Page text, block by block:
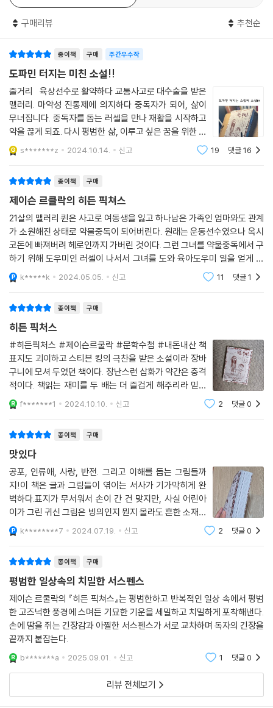
“왜?”
어도 돼요?”
--- 본문 중에서
자신이 수년간 기획한 많은 소설들을 통해 삽화 소설의 가능성을 탐구해
왔고 성공적인 결과물들을 만들어 냈다. 이 책을 통해 독자들은 장르소설
구매리뷰 추천순
종이책 구매 주간우수작
도파민 터지는 미친 소설!!
줄거리 육상선수로 활약하다 교통사고로 대수술을 받은
맬러리. 마약성 진통제에 의지하다 중독자가 되어, 삶이
무너집니다. 중독자를 돕는 러셀을 만나 재활을 시작하고
약을 끊게 되죠. 다시 평범한 삶, 이루고 싶은 꿈을 위한 발
돋움으로 육아 도우미 자리를 소개받아 소년 테디의 보모
로 일을 시작합니다. 테디가 기괴하고 기이한 그림을 그리
s*******z 2024.10.14. 신고 19 댓글16
종이책 구매
제이슨 르클락의 히든 픽쳐스
21살의 맬러리 퀸은 사고로 여동생을 잃고 하나남은 가족인 엄마와도 관계
가 소원해진 상태로 약물중독이 되어버린다. 원래는 운동선수였으나 옥시
코돈에 빠져버려 헤로인까지 가버린 것이다. 그런 그녀를 약물중독에서 구
하기 위해 도우미인 러셀이 나서서 그녀를 도와 육아도우미 일을 얻게 해
준다. 이제 약물 free 20여개월. 그녀는 러셀의 충고로 매일 달리기로 몸
을 훈련하면서 약물
k*****k 2024.05.05. 신고 11 댓글1
종이책 구매
히든 픽처스
#히든픽처스 #제이슨르쿨락 #문학수첩 #내돈내산 책
표지도 괴이하고 스티븐 킹의 극찬을 받은 소설이라 장바
구니에 모셔 두었던 책이다. 장난스런 삽화가 약간은 충격
적이다. 책읽는 재미를 두 배는 더 즐겁게 해주리라 믿고
책속으로 들어가보겠다.펜실베이니아 대학의 한 연구 프
로젝트에 자원한 맬러리 퀸은 두 시간쯤 지난 뒤 박사의
f*******1 2024.10.10. 신고 2 댓글0
종이책 구매
맛있다
공포, 인류애, 사랑, 반전. 그리고 이해를 돕는 그림들까
지!이 책은 글과 그림들이 엮이는 서사가 기가막히게 완
벽하다.표지가 무서워서 손이 간 건 맞지만, 사실 어린아
이가 그린 귀신 그림은 빙의인지 뭔지 몰라도 흔한 소재이
기에 큰 기대는 안했다.주인공은 불행한 청소년기를 보낸
퀸 맬러리.어떤 이유로 마약을 시작했고 어렵게 재활을 시
k********7 2024.07.19. 신고 2 댓글0
종이책 구매
평범한 일상속의 치밀한 서스펜스
제이슨 르쿨락의 『히든 픽쳐스』는 평범한하고 반복적인 일상 속에서 평범
한 고즈넉한 풍경에 스며든 기묘한 기운을 세밀하고 치밀하게 포착해낸다.
손에 땀을 쥐는 긴장감과 아찔한 서스펜스가 서로 교차하며 독자의 긴장을
끝까지 붙잡는다.
b*******a 2025.09.01. 신고 1 댓글0
리뷰 전체보기